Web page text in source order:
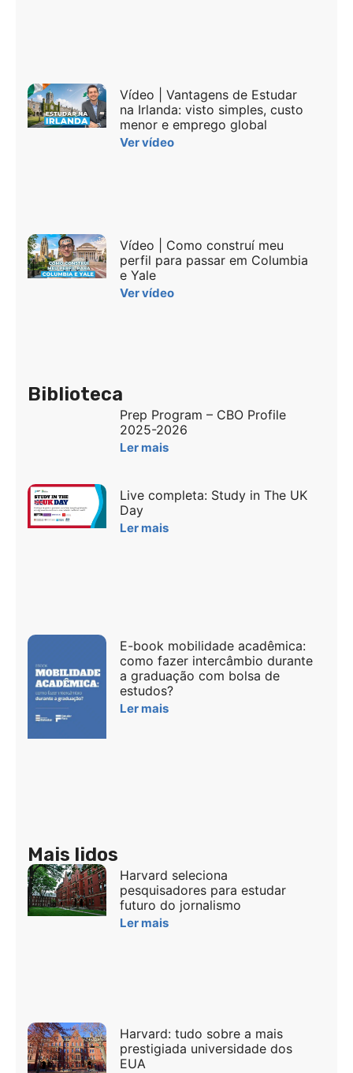
Vídeo | Vantagens de Estudar
na Irlanda: visto simples, custo
menor e emprego global
Ver vídeo
Vídeo | Como construí meu
perfil para passar em Columbia
e Yale
Ver vídeo
Biblioteca
Prep Program – CBO Profile
2025-2026
Ler mais
Live completa: Study in The UK
Day
Ler mais
E-book mobilidade acadêmica:
como fazer intercâmbio durante
a graduação com bolsa de
estudos?
Ler mais
Mais lidos
Harvard seleciona
pesquisadores para estudar
futuro do jornalismo
Ler mais
Harvard: tudo sobre a mais
prestigiada universidade dos
EUA